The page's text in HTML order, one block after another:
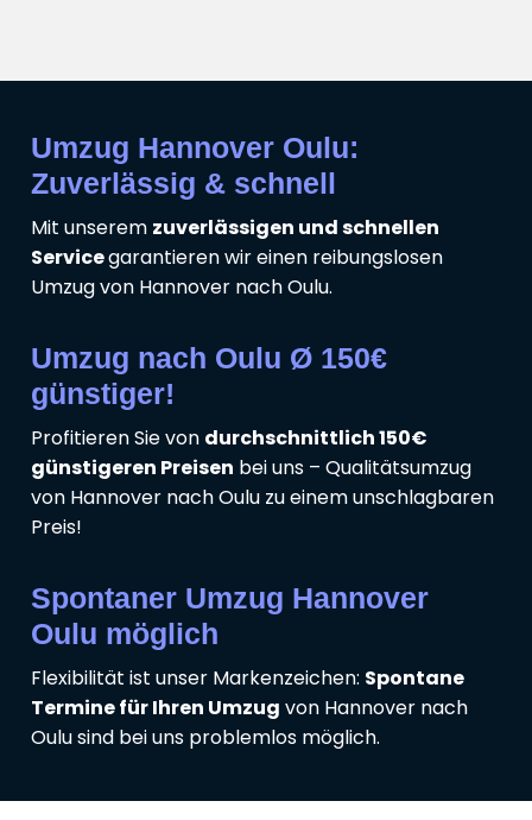
Umzug Hannover Oulu:
Zuverlässig & schnell
Mit unserem zuverlässigen und schnellen
Servicegarantieren wir einen reibungslosen
Umzug von Hannover nach Oulu.
Umzug nach Oulu Ø 150€
günstiger!
Profitieren Sie von durchschnittlich 150€
günstigeren Preisen bei uns – Qualitätsumzug
von Hannover nach Oulu zu einem unschlagbaren
Preis!
Spontaner Umzug Hannover
Oulu möglich
Flexibilität ist unser Markenzeichen: Spontane
Termine für Ihren Umzug von Hannover nach
Oulu sind bei uns problemlos möglich.